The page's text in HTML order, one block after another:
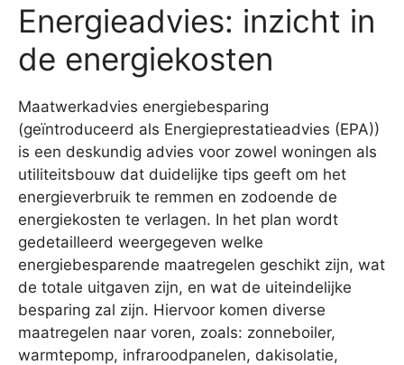
Energieadvies: inzicht in
de energiekosten
Maatwerkadvies energiebesparing
(geïntroduceerd als Energieprestatieadvies (EPA))
is een deskundig advies voor zowel woningen als
utiliteitsbouw dat duidelijke tips geeft om het
energieverbruik te remmen en zodoende de
energiekosten te verlagen. In het plan wordt
gedetailleerd weergegeven welke
energiebesparende maatregelen geschikt zijn, wat
de totale uitgaven zijn, en wat de uiteindelijke
besparing zal zijn. Hiervoor komen diverse
maatregelen naar voren, zoals: zonneboiler,
warmtepomp, infraroodpanelen, dakisolatie,